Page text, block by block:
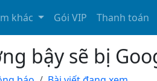
khác Gói VIP Thanh toán
bậy sẽ bị